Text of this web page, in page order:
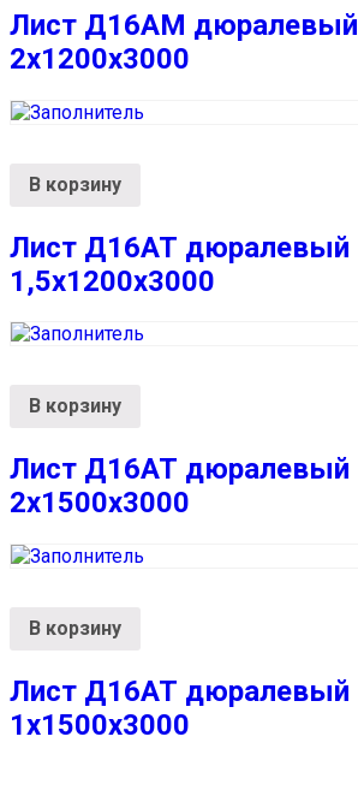
Лист Д16АМ дюралевый
2х1200х3000
В корзину
Лист Д16АТ дюралевый
1,5х1200х3000
В корзину
Лист Д16АТ дюралевый
2х1500х3000
В корзину
Лист Д16АТ дюралевый
1х1500х3000